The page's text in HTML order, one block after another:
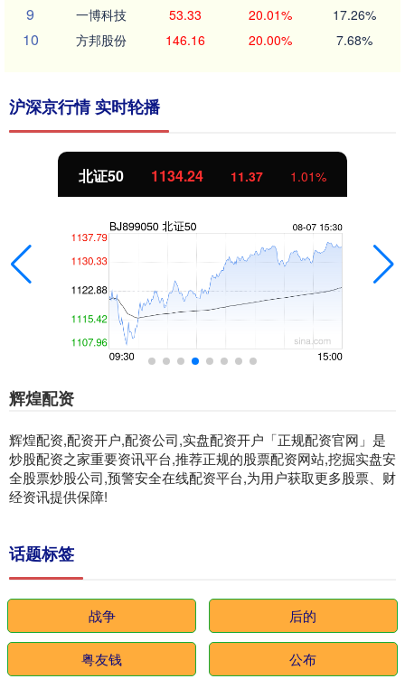
9 一博科技 53.33 20.01% 17.26%
10 方邦股份 146.16 20.00% 7.68%
沪深京行情 实时轮播
北证50 1134.24 11.37 1.01%
辉煌配资
辉煌配资,配资开户,配资公司,实盘配资开户「正规配资官网」是
炒股配资之家重要资讯平台,推荐正规的股票配资网站,挖掘实盘安
全股票炒股公司,预警安全在线配资平台,为用户获取更多股票、财
经资讯提供保障!
话题标签
战争 后的
粤友钱 公布